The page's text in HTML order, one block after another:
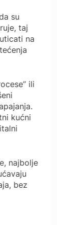
su
taj
na
ili
kućni
najbolje
bez